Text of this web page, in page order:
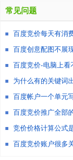
常见问题
百度竞价每天有消
百度创意配图不展
百度竞价-电脑上看
为什么有的关键词
百度帐户一个单元
百度竞价推广全部
竞价价格计算公式
百度竞价账户很多